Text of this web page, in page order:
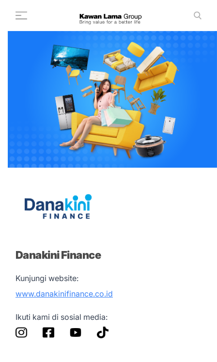
Tentang Kami
Keberlanjutan
Ruang Berita
FAQ
Hubungi Kami
Danakini Finance
Kunjungi website:
www.danakinifinance.co.id
Ikuti kami di sosial media: